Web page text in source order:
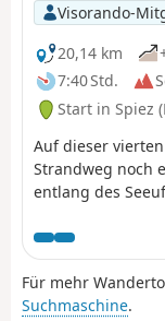
Visorando-
20,14 km
7:40 Std.
Start in Spiez
Auf dieser
Strandweg noch
entlang des
bis zur Meielisalp
Aussichtspunkte
Gelegenheit,
zu gehen, die 60
Für mehr
Suchmaschine.